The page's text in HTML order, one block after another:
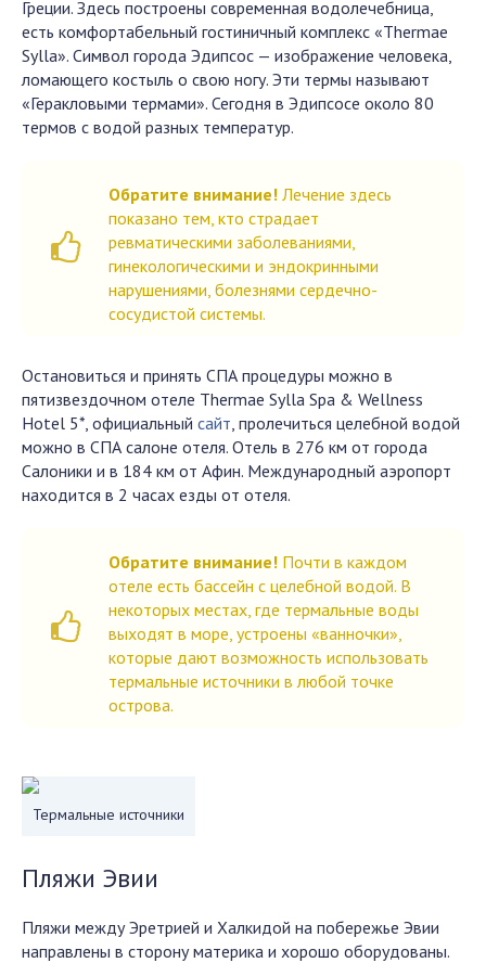
Греции. Здесь построены современная водолечебница,
есть комфортабельный гостиничный комплекс «Thermae
Sylla». Символ города Эдипсос — изображение человека,
ломающего костыль о свою ногу. Эти термы называют
«Геракловыми термами». Сегодня в Эдипсосе около 80
термов с водой разных температур.
Обратите внимание! Лечение здесь
показано тем, кто страдает
ревматическими заболеваниями,
гинекологическими и эндокринными
нарушениями, болезнями сердечно-
сосудистой системы.
Остановиться и принять СПА процедуры можно в
пятизвездочном отеле Thermae Sylla Spa & Wellness
Hotel 5*, официальный сайт, пролечиться целебной водой
можно в СПА салоне отеля. Отель в 276 км от города
Салоники и в 184 км от Афин. Международный аэропорт
находится в 2 часах езды от отеля.
Обратите внимание! Почти в каждом
отеле есть бассейн с целебной водой. В
некоторых местах, где термальные воды
выходят в море, устроены «ванночки»,
которые дают возможность использовать
термальные источники в любой точке
острова.
Термальные источники
Пляжи Эвии
Пляжи между Эретрией и Халкидой на побережье Эвии
направлены в сторону материка и хорошо оборудованы.